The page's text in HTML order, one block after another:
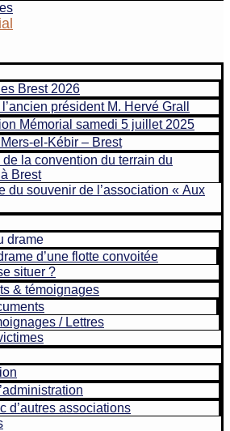
Brest 2026
président M. Hervé Grall
Mémorial samedi 5 juillet 2025
el-Kébir – Brest
de la convention du terrain du
Brest
du souvenir de l’association « Aux
drame
d’une flotte convoitée
situer ?
& témoignages
/ Lettres
d’autres associations